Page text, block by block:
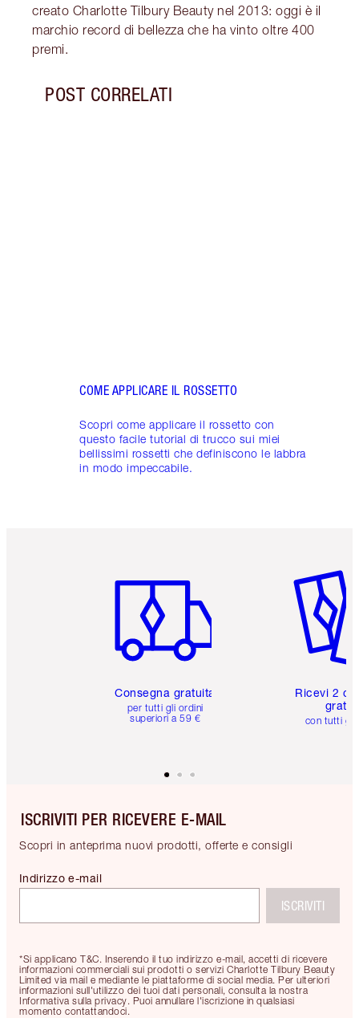
creato Charlotte Tilbury Beauty nel 2013: oggi è il
marchio record di bellezza che ha vinto oltre 400
premi.
POST CORRELATI
COME APPLICARE IL ROSSETTO
Scopri come applicare il rossetto con
questo facile tutorial di trucco sui miei
bellissimi rossetti che definiscono le labbra
in modo impeccabile.
Consegna gratuita
per tutti gli ordini
superiori a 59 €
Ricevi 2
con tutti gli
ISCRIVITI PER RICEVERE E-MAIL
Scopri in anteprima nuovi prodotti, offerte e consigli
*Si applicano T&C. Inserendo il tuo indirizzo e-mail, accetti di ricevere
informazioni commerciali sui prodotti o servizi Charlotte Tilbury Beauty
Limited via mail e mediante le piattaforme di social media. Per ulteriori
informazioni sull'utilizzo dei tuoi dati personali, consulta la nostra
Informativa sulla privacy. Puoi annullare l'iscrizione in qualsiasi
momento contattandoci.
Indirizzo e-mail
ISCRIVITI